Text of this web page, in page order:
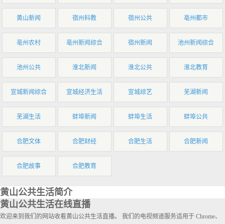
黄山新闻 宿州科教 宿州公共 亳州都市
亳州农村 亳州新闻综合 宿州新闻 池州新闻综合
池州公共 淮北新闻 淮北公共 淮北教育
宣城新闻综合 宣城经济生活 宣城综艺 芜湖新闻
芜湖生活 蚌埠新闻 蚌埠生活 蚌埠公共
合肥文体 合肥财经 合肥生活 合肥新闻
合肥故事 合肥教育
黄山公共生活简介
黄山公共生活在线直播
欢迎来到我们的网站收看黄山公共生活直播。 我们的电视频道服务适用于 Chrome、